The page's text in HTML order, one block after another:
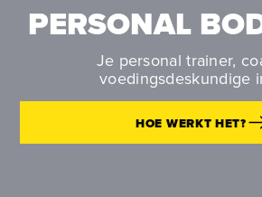
PERSONAL
Je personal trainer,
voedingsdeskundige
HOE WERKT HET?